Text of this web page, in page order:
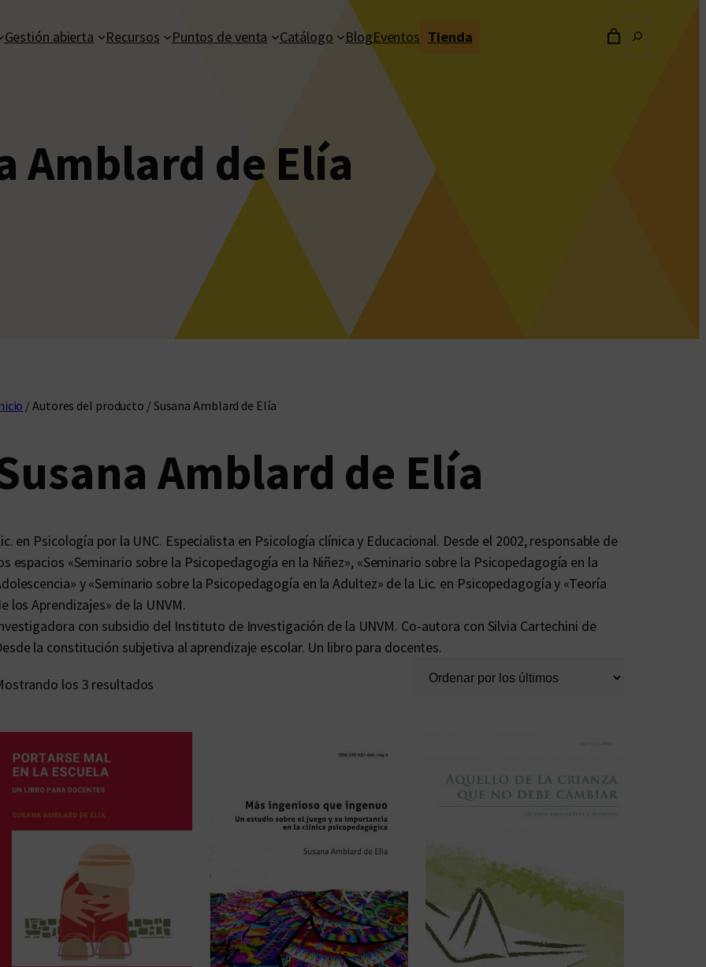
Gestión abierta Recursos Puntos de venta Catálogo BlogEventos Tienda
Amblard de Elía
/ Autores del producto / Susana Amblard de Elía
Amblard de Elía
en Psicología por la UNC. Especialista en Psicología clínica y Educacional. Desde el 2002, responsable de
espacios «Seminario sobre la Psicopedagogía en la Niñez», «Seminario sobre la Psicopedagogía en la
y «Seminario sobre la Psicopedagogía en la Adultez» de la Lic. en Psicopedagogía y «Teoría
los Aprendizajes» de la UNVM.
con subsidio del Instituto de Investigación de la UNVM. Co-autora con Silvia Cartechini de
la constitución subjetiva al aprendizaje escolar. Un libro para docentes.
los 3 resultados
o
l
o